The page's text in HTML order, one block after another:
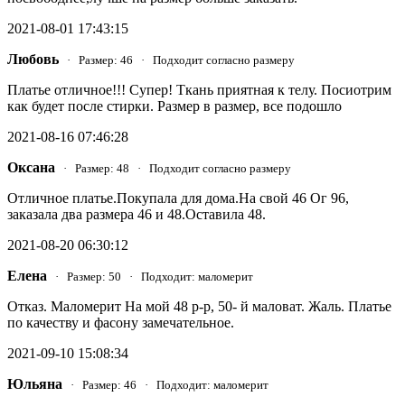
2021-08-01 17:43:15
Любовь · Размер: 46 · Подходит согласно размеру
Платье отличное!!! Супер! Ткань приятная к телу. Посиотрим
как будет после стирки. Размер в размер, все подошло
2021-08-16 07:46:28
Оксана · Размер: 48 · Подходит согласно размеру
Отличное платье.Покупала для дома.На свой 46 Ог 96,
заказала два размера 46 и 48.Оставила 48.
2021-08-20 06:30:12
Елена · Размер: 50 · Подходит: маломерит
Отказ. Маломерит На мой 48 р-р, 50- й маловат. Жаль. Платье
по качеству и фасону замечательное.
2021-09-10 15:08:34
Юльяна · Размер: 46 · Подходит: маломерит